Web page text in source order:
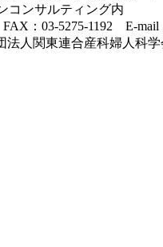
コンサルティング内
：03-5275-1192 E-mail
法人関東連合産科婦人科